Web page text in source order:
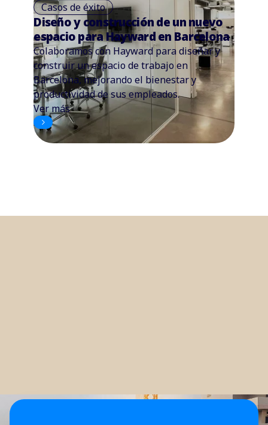
Casos de éxito
Diseño y construcción de un nuevo
espacio para Hayward en Barcelona
Colaboramos con Hayward para diseñar y
construir un espacio de trabajo en
Barcelona, mejorando el bienestar y
productividad de sus empleados.
Ver más